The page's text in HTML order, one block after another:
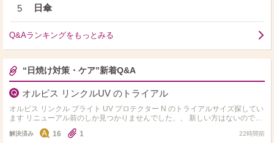
5 日傘
Q&Aランキングをもっとみる
“日焼け対策・ケア”新着Q&A
オルビス リンクルUV のトライアル
オルビス リンクル ブライト UV プロテクター N のトライアルサイズ探してい
ます リニューアル前のしか見つかりませんでした、、 新しい方はないのです
かね？ 使用感比べた方いたら質…
解決済み 16 1 22時間前